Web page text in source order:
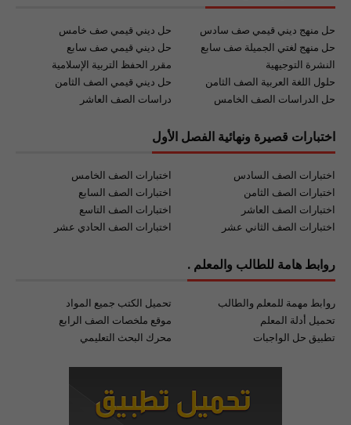
حل ديني قيمي صف خامس
حل منهج ديني قيمي صف سادس
حل ديني قيمي صف سابع
حل منهج لغتي الجميلة صف سابع
مقرر الحفظ التربية الإسلامية
النشرة التوجيهية
حل ديني قيمي الصف الثامن
حلول اللغة العربية الصف الثامن
دراسات الصف العاشر
حل الدراسات الصف الخامس
اختبارات قصيرة ونهائية الفصل الأول
اختبارات الصف الخامس
اختبارات الصف السادس
اختبارات الصف السابع
اختبارات الصف الثامن
اختبارات الصف التاسع
اختبارات الصف العاشر
اختبارات الصف الحادي عشر
اختبارات الصف الثاني عشر
روابط هامة للطالب والمعلم .
تحميل الكتب جميع المواد
روابط مهمة للمعلم والطالب
موقع ملخصات الصف الرابع
تحميل أدلة المعلم
محرك البحث التعليمي
تطبيق حل الواجبات